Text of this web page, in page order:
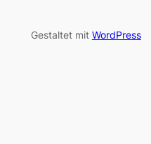
Gestaltet mit WordPress